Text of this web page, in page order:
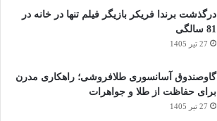
درگذشت برندا فریکر بازیگر فیلم تنها در خانه در
81 سالگی
27 تیر 1405
گاوصندوق آسانسوری طلافروشی؛ راهکاری مدرن
برای حفاظت از طلا و جواهرات
27 تیر 1405